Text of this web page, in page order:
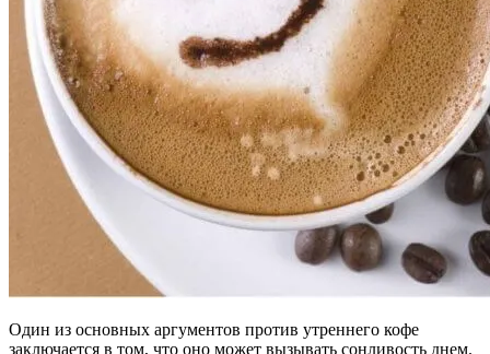
Один из основных аргументов против утреннего кофе
заключается в том, что оно может вызывать сонливость днем.